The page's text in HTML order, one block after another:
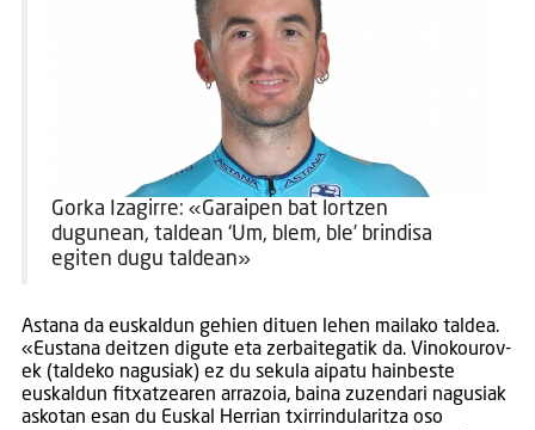
Gorka Izagirre: «Garaipen bat lortzen
dugunean, taldean ‘Um, blem, ble’ brindisa
egiten dugu taldean»
Astana da euskaldun gehien dituen lehen mailako taldea.
«Eustana deitzen digute eta zerbaitegatik da. Vinokourov-
ek (taldeko nagusiak) ez du sekula aipatu hainbeste
euskaldun fitxatzearen arrazoia, baina zuzendari nagusiak
askotan esan du Euskal Herrian txirrindularitza oso